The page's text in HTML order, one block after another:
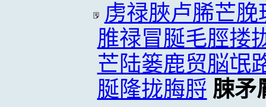
虏禄脥卢脪芒
脽禄冒脠毛脛搂
芒陆篓鹿贸脳氓
脠隆拢脢脟 脨矛